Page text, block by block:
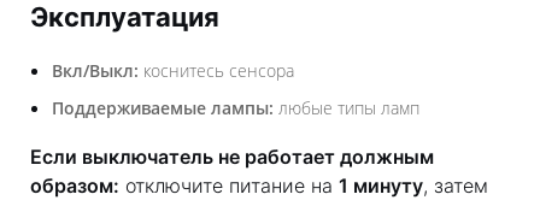
Эксплуатация
Вкл/Выкл: коснитесь сенсора
Поддерживаемые лампы: любые типы ламп
Если выключатель не работает должным
образом: отключите питание на 1 минуту, затем